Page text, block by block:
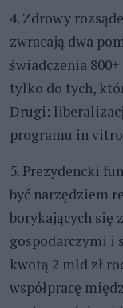
4. Zdrowy
zwracają dwa
świadczenia
tylko do tych,
Drugi:
programu in
5. Prezydencki
być narzędziem
borykających się
gospodarczymi i
kwotą 2 mld zł
współpracę